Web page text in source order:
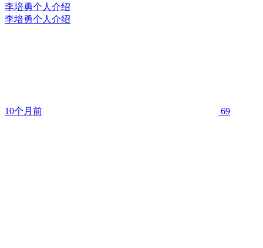
李培勇个人介绍
李培勇个人介绍
10个月前 69